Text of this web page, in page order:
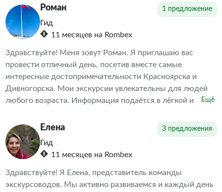
профессионалы, которые зарекомендовали себя как
подготовленные экскурсоводы и эрудированные
собеседники. Они отлично знают город и край. Вы
можете быть уверены, что экскурсия будет насыщенной
и познавательной. Рассказ гида будет увлекательным, с
интересными народными легендами и литературными
отступлениями.
Роман 1 предложение
Гид
11 месяцев на Rombex
Здравствуйте! Меня зовут Роман. Я приглашаю вас
провести отличный день, посетив вместе самые
интересные достопримечательности Красноярска и
Дивногорска. Мои экскурсии увлекательны для людей
любого возраста. Информация подаётся в лёгкой и
интересного о нашем городе — от основания Красного
Яра до наших дней. Я искренне люблю Красноярск и
хочу подарить вам незабываемые впечатления.
Ещё
Елена 3 предложения
Гид
11 месяцев на Rombex
Здравствуйте! Я Елена, представитель команды
экскурсоводов. Мы активно развиваемся и каждый день